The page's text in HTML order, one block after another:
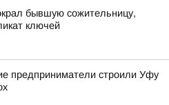
бывшую сожительницу,
ключей
предприниматели строили Уфу